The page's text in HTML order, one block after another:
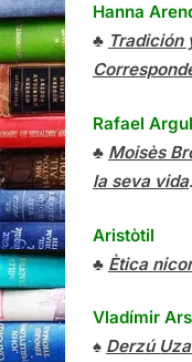
Hanna
♣ Tradición
Rafael
♣ Moisès
la seva vida.
Aristòtil
♣ Ètica
Vladímir
♠ Derzú